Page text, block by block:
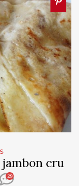
jambon cru
29